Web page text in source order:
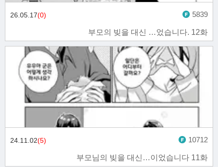
부모의 빚을 대신 …었습니다. 12화
26.05.17(0) 5839
부모님의 빚을 대신…이었습니다 11화
24.11.02(5) 10712